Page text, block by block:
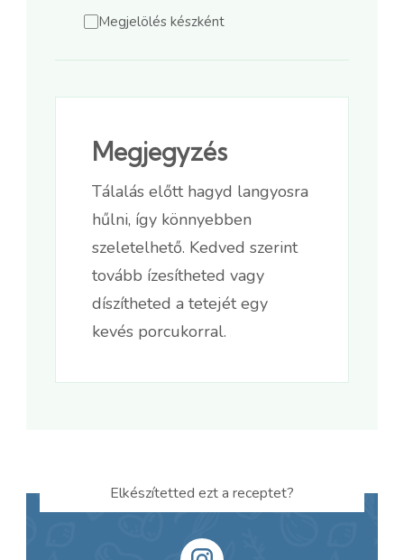
Megjelölés készként
Megjegyzés
Tálalás előtt hagyd langyosra
hűlni, így könnyebben
szeletelhető. Kedved szerint
tovább ízesítheted vagy
díszítheted a tetejét egy
kevés porcukorral.
Elkészítetted ezt a receptet?